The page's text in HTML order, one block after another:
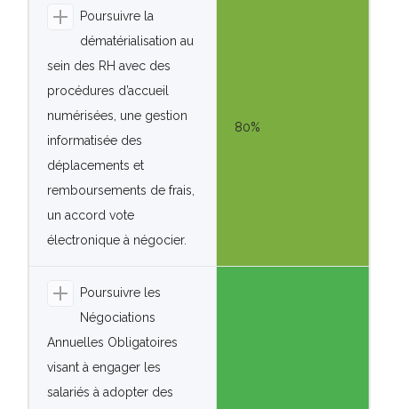
Poursuivre la
dématérialisation au
sein des RH avec des
procédures d’accueil
numérisées, une gestion
informatisée des
déplacements et
remboursements de frais,
un accord vote
électronique à négocier.
80%
Poursuivre les
Négociations
Annuelles Obligatoires
visant à engager les
salariés à adopter des